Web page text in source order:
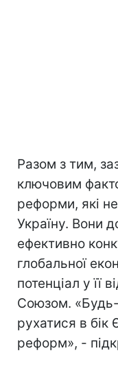
Разом з тим,
ключовим
реформи, які
Україну. Вони
ефективно
глобальної
потенціал у її
Союзом. «Будь-
рухатися в
реформ», -